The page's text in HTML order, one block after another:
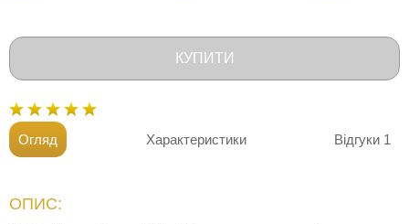
КУПИТИ
Огляд Характеристики Відгуки 1
ОПИС: